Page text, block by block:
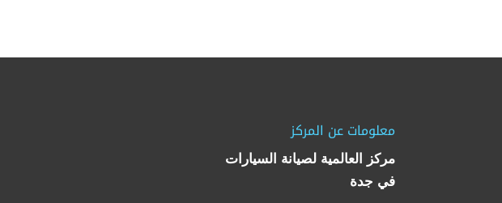
معلومات عن المركز
مركز العالمية لصيانة السيارات
في جدة